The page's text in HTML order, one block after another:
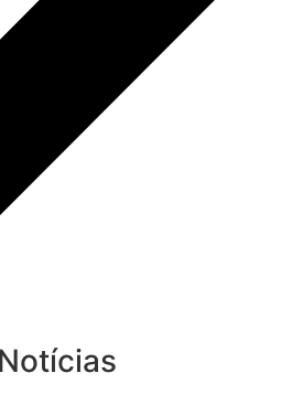
Notícias